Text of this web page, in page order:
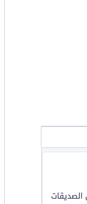
الصديقات